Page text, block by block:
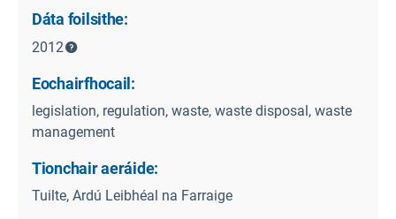
Dáta foilsithe:
2012
Eochairfhocail:
legislation, regulation, waste, waste disposal, waste
management
Tionchair aeráide:
Tuilte, Ardú Leibhéal na Farraige